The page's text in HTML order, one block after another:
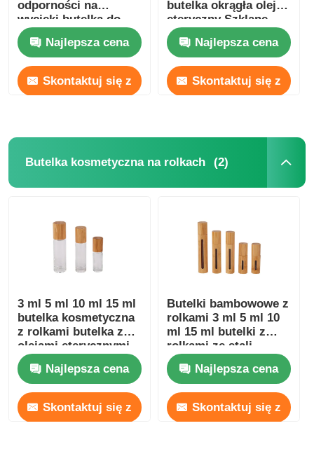
odporności na
wycieki butelka do
kropli oleju
eterycznego z
bambusa
Najlepsza cena
Skontaktuj się z
butelka okrągła olejek
eteryczny Szklane
butelki kroplówkowe
5ml 10ml 15ml 20ml
30ml
Najlepsza cena
Skontaktuj się z
Butelka kosmetyczna na rolkach (2)
3 ml 5 ml 10 ml 15 ml
butelka kosmetyczna
z rolkami butelka z
olejami eterycznymi
Najlepsza cena
Skontaktuj się z
Butelki bambowowe z
rolkami 3 ml 5 ml 10
ml 15 ml butelki z
rolkami ze stali
nierdzewnej
Najlepsza cena
Skontaktuj się z